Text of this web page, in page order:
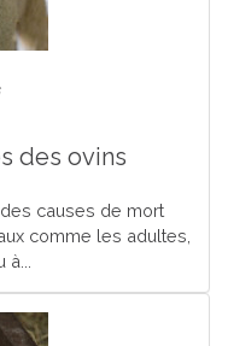
des ovins
causes de mort
comme les adultes,